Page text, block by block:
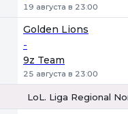
19 августа в 23:00
Golden Lions
-
9z Team
25 августа в 23:00
LoL. Liga Regional